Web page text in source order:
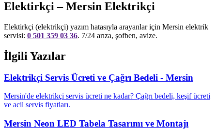
Elektirkçi – Mersin Elektrikçi
Elektirkçi (elektrikçi) yazım hatasıyla arayanlar için Mersin elektrik
servisi: 0 501 359 03 36. 7/24 arıza, şofben, avize.
İlgili Yazılar
Elektrikçi Servis Ücreti ve Çağrı Bedeli - Mersin
Mersin'de elektrikçi servis ücreti ne kadar? Çağrı bedeli, keşif ücreti
ve acil servis fiyatları.
Mersin Neon LED Tabela Tasarımı ve Montajı